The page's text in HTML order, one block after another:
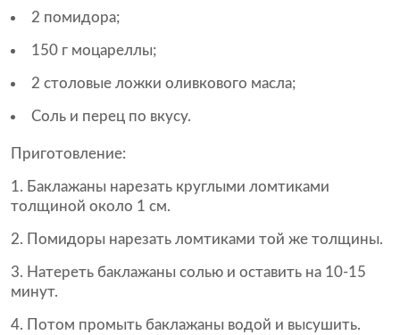
2 помидора;
150 г моцареллы;
2 столовые ложки оливкового масла;
Соль и перец по вкусу.
Приготовление:
Баклажаны нарезать круглыми ломтиками
толщиной около 1 см.
Помидоры нарезать ломтиками той же толщины.
Натереть баклажаны солью и оставить на 10-15
минут.
Потом промыть баклажаны водой и высушить.